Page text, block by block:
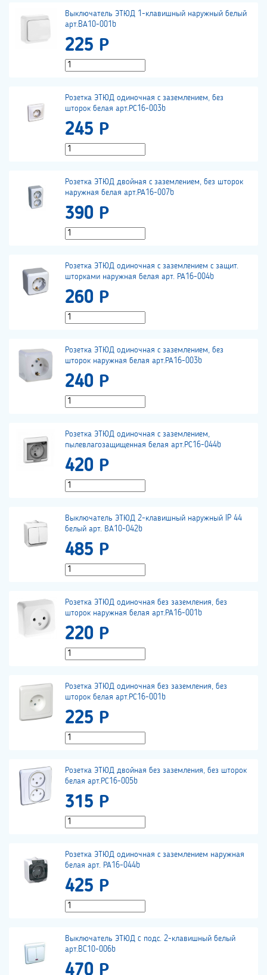
Выключатель ЭТЮД 1-клавишный наружный белый
арт.BА10-001b
225 Р
Розетка ЭТЮД одиночная с заземлением, без
шторок белая арт.РС16-003b
245 Р
Розетка ЭТЮД двойная с заземлением, без шторок
наружная белая арт.РА16-007b
390 Р
Розетка ЭТЮД одиночная с заземлением с защит.
шторками наружная белая арт. РА16-004b
260 Р
Розетка ЭТЮД одиночная с заземлением, без
шторок наружная белая арт.РА16-003b
240 Р
Розетка ЭТЮД одиночная с заземлением,
пылевлагозащищенная белая арт.РС16-044b
420 Р
Выключатель ЭТЮД 2-клавишный наружный IP 44
белый арт. ВА10-042b
485 Р
Розетка ЭТЮД одиночная без заземления, без
шторок наружная белая арт.РА16-001b
220 Р
Розетка ЭТЮД одиночная без заземления, без
шторок белая арт.РС16-001b
225 Р
Розетка ЭТЮД двойная без заземления, без шторок
белая арт.РС16-005b
315 Р
Розетка ЭТЮД одиночная с заземлением наружная
белая арт. РА16-044b
425 Р
Выключатель ЭТЮД c подс. 2-клавишный белый
арт.BC10-006b
470 Р